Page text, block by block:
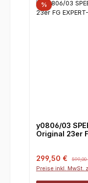
%
y0806/03
Original 23er
Verkaufspreis:
299,50 € 599,00
Preise inkl. MwSt.